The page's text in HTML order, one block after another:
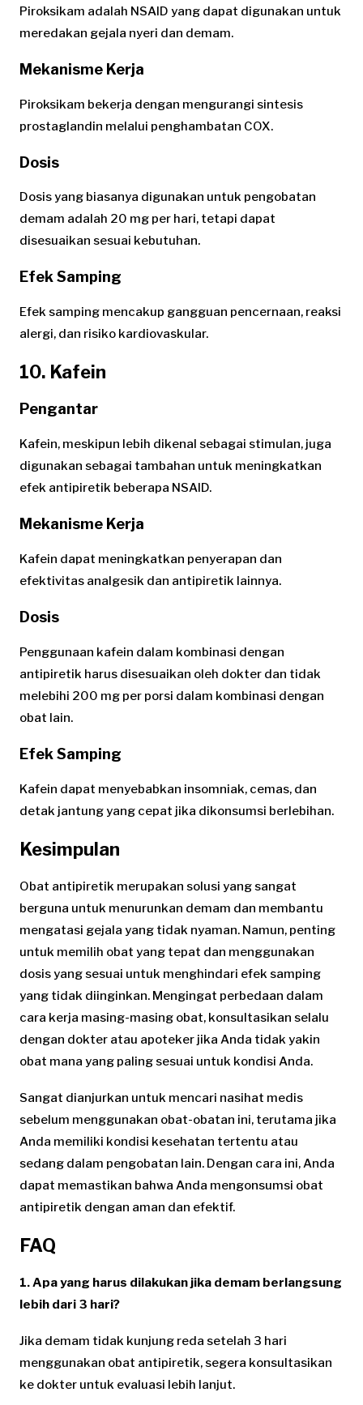
Piroksikam adalah NSAID yang dapat digunakan untuk
meredakan gejala nyeri dan demam.
Mekanisme Kerja
Piroksikam bekerja dengan mengurangi sintesis
prostaglandin melalui penghambatan COX.
Dosis
Dosis yang biasanya digunakan untuk pengobatan
demam adalah 20 mg per hari, tetapi dapat
disesuaikan sesuai kebutuhan.
Efek Samping
Efek samping mencakup gangguan pencernaan, reaksi
alergi, dan risiko kardiovaskular.
10. Kafein
Pengantar
Kafein, meskipun lebih dikenal sebagai stimulan, juga
digunakan sebagai tambahan untuk meningkatkan
efek antipiretik beberapa NSAID.
Mekanisme Kerja
Kafein dapat meningkatkan penyerapan dan
efektivitas analgesik dan antipiretik lainnya.
Dosis
Penggunaan kafein dalam kombinasi dengan
antipiretik harus disesuaikan oleh dokter dan tidak
melebihi 200 mg per porsi dalam kombinasi dengan
obat lain.
Efek Samping
Kafein dapat menyebabkan insomniak, cemas, dan
detak jantung yang cepat jika dikonsumsi berlebihan.
Kesimpulan
Obat antipiretik merupakan solusi yang sangat
berguna untuk menurunkan demam dan membantu
mengatasi gejala yang tidak nyaman. Namun, penting
untuk memilih obat yang tepat dan menggunakan
dosis yang sesuai untuk menghindari efek samping
yang tidak diinginkan. Mengingat perbedaan dalam
cara kerja masing-masing obat, konsultasikan selalu
dengan dokter atau apoteker jika Anda tidak yakin
obat mana yang paling sesuai untuk kondisi Anda.
Sangat dianjurkan untuk mencari nasihat medis
sebelum menggunakan obat-obatan ini, terutama jika
Anda memiliki kondisi kesehatan tertentu atau
sedang dalam pengobatan lain. Dengan cara ini, Anda
dapat memastikan bahwa Anda mengonsumsi obat
antipiretik dengan aman dan efektif.
FAQ
1. Apa yang harus dilakukan jika demam berlangsung
lebih dari 3 hari?
Jika demam tidak kunjung reda setelah 3 hari
menggunakan obat antipiretik, segera konsultasikan
ke dokter untuk evaluasi lebih lanjut.